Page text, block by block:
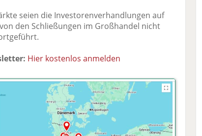
seien die Investorenverhandlungen auf
den Schließungen im Großhandel nicht
Hier kostenlos anmelden